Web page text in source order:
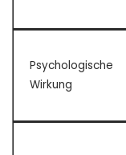
Psychologische
Wirkung